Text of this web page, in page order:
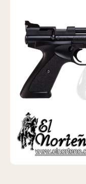
Otros
Ver toda la tienda →
Contáctanos
VISTA 1/2